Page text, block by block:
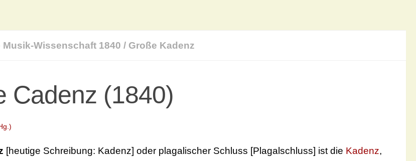
Wissenschaft 1840 / Große Kadenz
Cadenz (1840)
[heutige Schreibung: Kadenz] oder plagalischer Schluss [Plagalschluss] ist die Kadenz,